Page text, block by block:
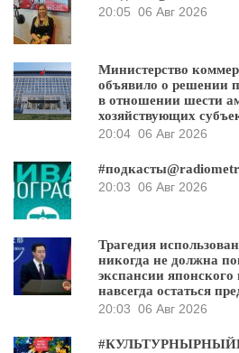
20:05 06 Авг 2026
Министерство
объявило о решении
в отношении шести
хозяйствующих
20:04 06 Авг 2026
20:03 06 Авг 2026
Трагедия
никогда не должна
экспансии
навсегда остаться
20:03 06 Авг 2026